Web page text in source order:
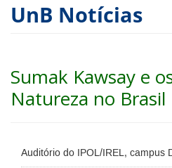
UnB Notícias
Sumak Kawsay e
Natureza no Brasil
Auditório do IPOL/IREL, campus